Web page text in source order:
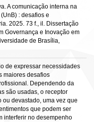
A comunicação interna na
: desafios e
2025. 73 f., il. Dissertação
Governança e Inovação em
de Brasília,
de expressar necessidades
maiores desafios
Dependendo da
são usadas, o receptor
devastado, uma vez que
que podem ser
interferir no desempenho